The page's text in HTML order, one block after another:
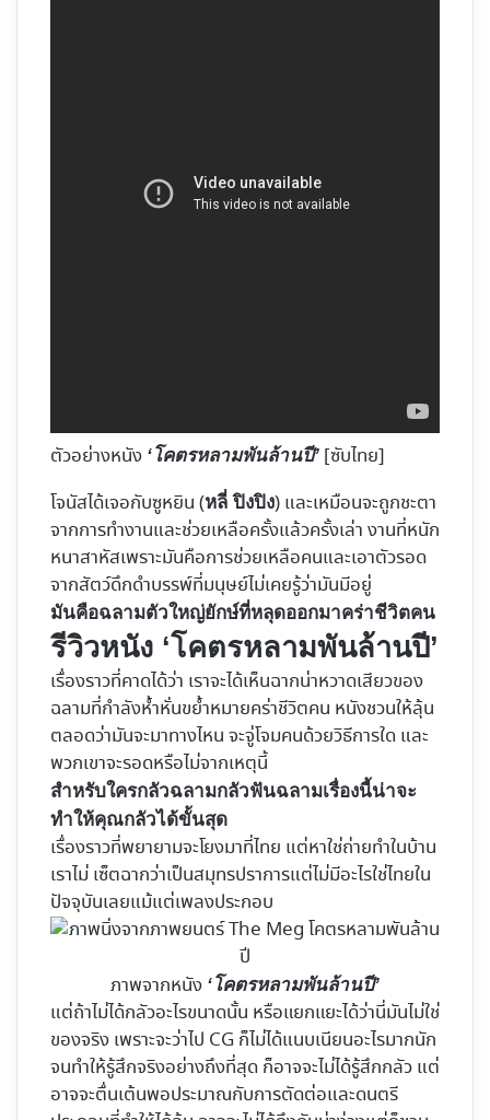
ตัวอย่างหนัง ‘โคตรหลามพันล้านปี’ [ซับไทย]
โจนัสได้เจอกับซูหยิน (หลี่ ปิงปิง) และเหมือนจะถูกชะตา
จากการทำงานและช่วยเหลือครั้งแล้วครั้งเล่า งานที่หนัก
หนาสาหัสเพราะมันคือการช่วยเหลือคนและเอาตัวรอด
จากสัตว์ดึกดำบรรพ์ที่มนุษย์ไม่เคยรู้ว่ามันมีอยู่
มันคือฉลามตัวใหญ่ยักษ์ที่หลุดออกมาคร่าชีวิตคน
รีวิวหนัง ‘โคตรหลามพันล้านปี’
เรื่องราวที่คาดได้ว่า เราจะได้เห็นฉากน่าหวาดเสียวของ
ฉลามที่กำลังห้ำหั่นขย้ำหมายคร่าชีวิตคน หนังชวนให้ลุ้น
ตลอดว่ามันจะมาทางไหน จะจู่โจมคนด้วยวิธีการใด และ
พวกเขาจะรอดหรือไม่จากเหตุนี้
สำหรับใครกลัวฉลามกลัวฟันฉลามเรื่องนี้น่าจะ
ทำให้คุณกลัวได้ขั้นสุด
เรื่องราวที่พยายามจะโยงมาที่ไทย แต่หาใช่ถ่ายทำในบ้าน
เราไม่ เซ็ตฉากว่าเป็นสมุทรปราการแต่ไม่มีอะไรใช่ไทยใน
ปัจจุบันเลยแม้แต่เพลงประกอบ
ภาพจากหนัง ‘โคตรหลามพันล้านปี’
แต่ถ้าไม่ได้กลัวอะไรขนาดนั้น หรือแยกแยะได้ว่านี่มันไม่ใช่
ของจริง เพราะจะว่าไป CG ก็ไม่ได้แนบเนียนอะไรมากนัก
จนทำให้รู้สึกจริงอย่างถึงที่สุด ก็อาจจะไม่ได้รู้สึกกลัว แต่
อาจจะตื่นเต้นพอประมาณกับการตัดต่อและดนตรี